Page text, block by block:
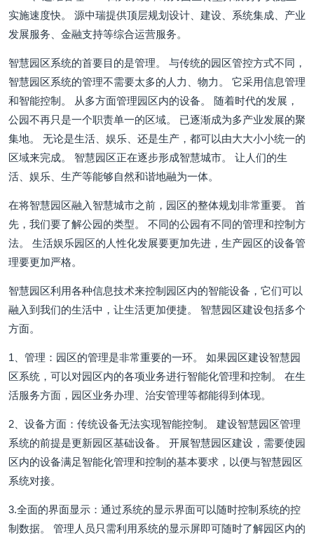
实施速度快。 源中瑞提供顶层规划设计、建设、系统集成、产业
发展服务、金融支持等综合运营服务。
智慧园区系统的首要目的是管理。 与传统的园区管控方式不同，
智慧园区系统的管理不需要太多的人力、物力。 它采用信息管理
和智能控制。 从多方面管理园区内的设备。 随着时代的发展，
公园不再只是一个职责单一的区域。 已逐渐成为多产业发展的聚
集地。 无论是生活、娱乐、还是生产，都可以由大大小小统一的
区域来完成。 智慧园区正在逐步形成智慧城市。 让人们的生
活、娱乐、生产等能够自然和谐地融为一体。
在将智慧园区融入智慧城市之前，园区的整体规划非常重要。 首
先，我们要了解公园的类型。 不同的公园有不同的管理和控制方
法。 生活娱乐园区的人性化发展要更加先进，生产园区的设备管
理要更加严格。
智慧园区利用各种信息技术来控制园区内的智能设备，它们可以
融入到我们的生活中，让生活更加便捷。 智慧园区建设包括多个
方面。
1、管理：园区的管理是非常重要的一环。 如果园区建设智慧园
区系统，可以对园区内的各项业务进行智能化管理和控制。 在生
活服务方面，园区业务办理、治安管理等都能得到体现。
2、设备方面：传统设备无法实现智能控制。 建设智慧园区管理
系统的前提是更新园区基础设备。 开展智慧园区建设，需要使园
区内的设备满足智能化管理和控制的基本要求，以便与智慧园区
系统对接。
3.全面的界面显示：通过系统的显示界面可以随时控制系统的控
制数据。 管理人员只需利用系统的显示屏即可随时了解园区内的